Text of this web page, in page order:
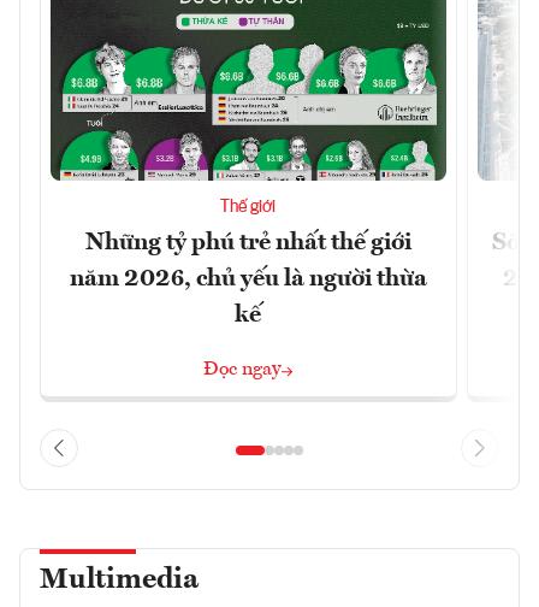
Thế giới
Những tỷ phú trẻ nhất thế giới
năm 2026, chủ yếu là người thừa
kế
Đọc ngay
Số
Multimedia